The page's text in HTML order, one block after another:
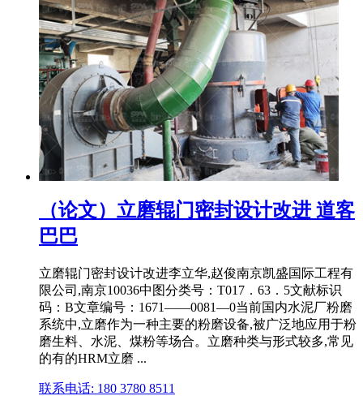
（论文）立磨辊门密封设计改进 道客
巴巴
立磨辊门密封设计改进李立华,赵俊南京凯盛国际工程有
限公司,南京10036中图分类号：T017．63．5文献标识
码：B文章编号：1671——0081—0当前国内水泥厂粉磨
系统中,立磨作为一种主要的粉磨设备,被广泛地应用于粉
磨生料、水泥、煤粉等场合。立磨种类与形式较多,常见
的有的HRM立磨 ...
联系电话: 180 3780 8511